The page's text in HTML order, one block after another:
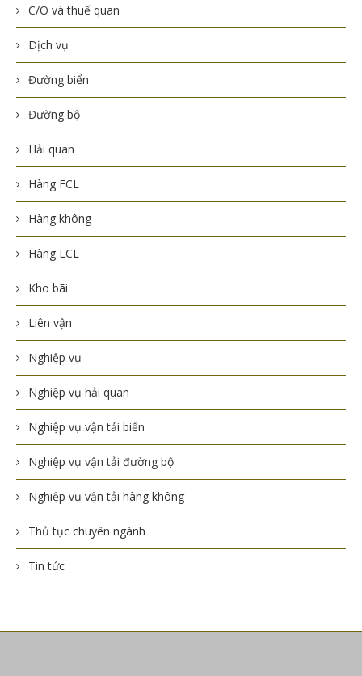
C/O và thuế quan
Dịch vụ
Đường biển
Đường bộ
Hải quan
Hàng FCL
Hàng không
Hàng LCL
Kho bãi
Liên vận
Nghiệp vụ
Nghiệp vụ hải quan
Nghiệp vụ vận tải biển
Nghiệp vụ vận tải đường bộ
Nghiệp vụ vận tải hàng không
Thủ tục chuyên ngành
Tin tức